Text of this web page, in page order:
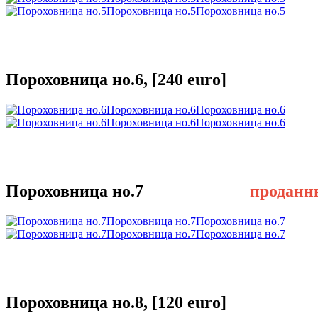
Пороховница но.5Пороховница но.5
Пороховница но.6, [240 euro]
Пороховница но.6Пороховница но.6
Пороховница но.6Пороховница но.6
Пороховница но.7
Пороховница но.7Пороховница но.7
Пороховница но.7Пороховница но.7
Пороховница но.8, [120 euro]